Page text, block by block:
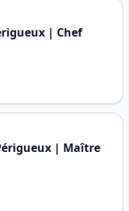
| Chef
| Maître